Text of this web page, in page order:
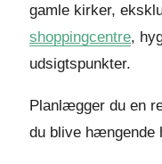
gamle kirker,
shoppingcentre,
udsigtspunkter.
Planlægger du en
du blive hængende